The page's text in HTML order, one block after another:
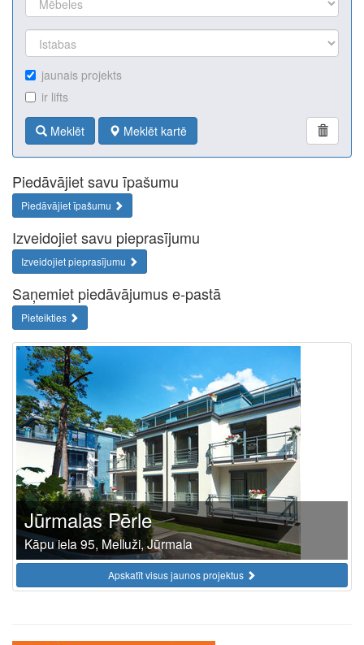
jaunais projekts
ir lifts
Meklēt Meklēt kartē
Piedāvājiet savu īpašumu
Piedāvājiet īpašumu
Izveidojiet savu pieprasījumu
Izveidojiet pieprasījumu
Saņemiet piedāvājumus e-pastā
Pieteikties
Jūrmalas Pērle
Kāpu iela 95, Melluži, Jūrmala
Apskatīt visus jaunos projektus